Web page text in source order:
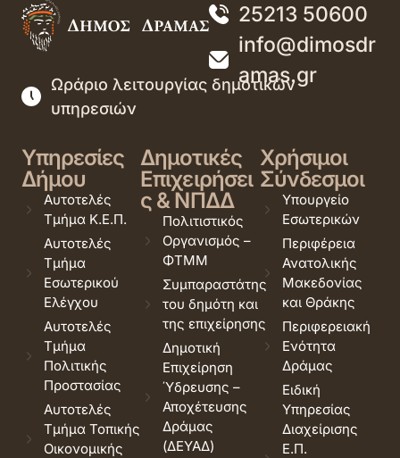
25213 50600
info@dimosdr
amas.gr
Ωράριο λειτουργίας δημοτικών
υπηρεσιών
Υπηρεσίες
Δήμου
Αυτοτελές
Τμήμα Κ.Ε.Π.
Αυτοτελές
Τμήμα
Εσωτερικού
Ελέγχου
Αυτοτελές
Τμήμα
Πολιτικής
Προστασίας
Αυτοτελές
Τμήμα Τοπικής
Οικονομικής
Δημοτικές
Επιχειρήσει
ς & ΝΠΔΔ
Πολιτιστικός
Οργανισμός –
ΦΤΜΜ
Συμπαραστάτης
του δημότη και
της επιχείρησης
Δημοτική
Επιχείρηση
Ύδρευσης –
Αποχέτευσης
Δράμας
(ΔΕΥΑΔ)
Χρήσιμοι
Σύνδεσμοι
Υπουργείο
Εσωτερικών
Περιφέρεια
Ανατολικής
Μακεδονίας
και Θράκης
Περιφερειακή
Ενότητα
Δράμας
Ειδική
Υπηρεσίας
Διαχείρισης
Ε.Π.